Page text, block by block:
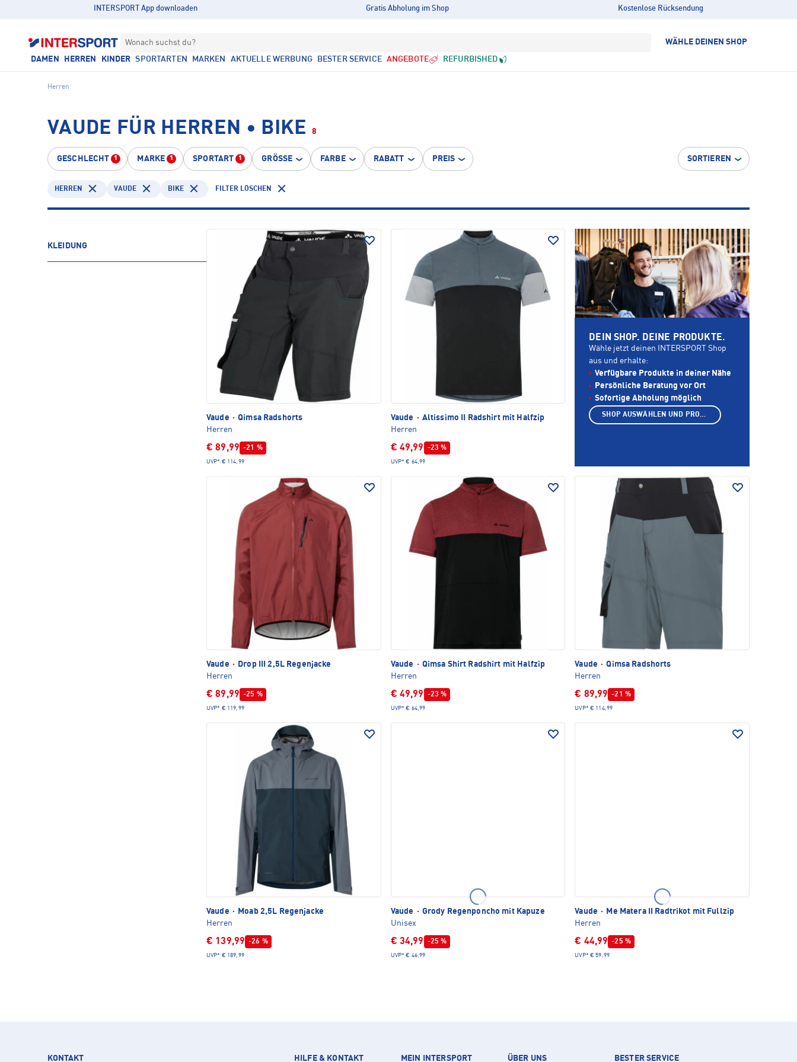
INTERSPORT App downloaden Gratis Abholung im Shop Kostenlose Rücksendung
Wonach suchst du? WÄHLE DEINEN SHOP
DAMEN HERREN KINDER SPORTARTEN MARKEN AKTUELLE WERBUNG BESTER SERVICE ANGEBOTE REFURBISHED
Herren
VAUDE FÜR HERREN • BIKE 8
GESCHLECHT 1 MARKE 1 SPORTART 1 GRÖSSE FARBE RABATT PREIS SORTIEREN
HERREN VAUDE BIKE FILTER LÖSCHEN
KLEIDUNG
Vaude · Qimsa Radshorts
Herren
€ 89,99 -21 %
UVP* € 114,99
Vaude · Altissimo II Radshirt mit Halfzip
Herren
€ 49,99 -23 %
UVP* € 64,99
Vaude ·
Drop III 2,5L Regenjacke
Herren
€ 89,99 -25 %
UVP* € 119,99
Vaude · Qimsa Shirt Radshirt mit Halfzip
Herren
€ 49,99 -23 %
UVP* € 64,99
Vaude · Qimsa Radshorts
Herren
€ 89,99 -21 %
UVP* € 114,99
Vaude ·
Moab 2,5L Regenjacke
Herren
€ 139,99 -26 %
UVP* € 189,99
Vaude · Grody Regenponcho mit Kapuze
Unisex
€ 34,99 -25 %
UVP* € 46,99
Vaude ·
Me Matera II Radtrikot mit Fullzip
Herren
€ 44,99 -25 %
UVP* € 59,99
DEIN SHOP. DEINE PRODUKTE.
Wähle jetzt deinen INTERSPORT Shop
aus und erhalte:
Verfügbare Produkte in deiner Nähe
Persönliche Beratung vor Ort
Sofortige Abholung möglich
SHOP AUSWÄHLEN UND PRODUKTE ANZEIGEN
KONTAKT HILFE & KONTAKT MEIN INTERSPORT ÜBER UNS BESTER SERVICE